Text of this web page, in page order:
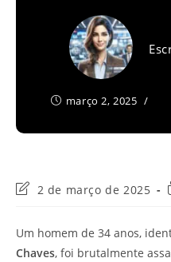
março 2, 2025
Última
post:
2 de março de 2025
Um homem de 34 anos,
Chaves, foi brutalmente